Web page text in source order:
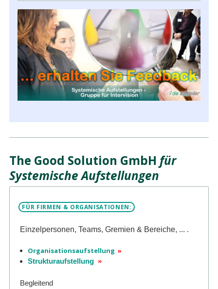
The Good Solution GmbH für
Systemische Aufstellungen
FÜR FIRMEN & ORGANISATIONEN:
Einzelpersonen, Teams, Gremien & Bereiche, ... .
Organisationsaufstellung »
Strukturaufstellung »
Begleitend